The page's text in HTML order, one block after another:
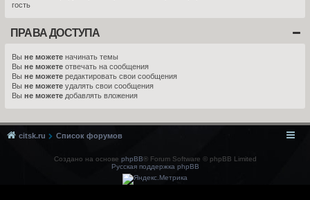
гость
ПРАВА ДОСТУПА
Вы не можете начинать темы
Вы не можете отвечать на сообщения
Вы не можете редактировать свои сообщения
Вы не можете удалять свои сообщения
Вы не можете добавлять вложения
citsk.ru Список форумов
Создано на основе phpBB® Forum Software © phpBB Limited
Русская поддержка phpBB